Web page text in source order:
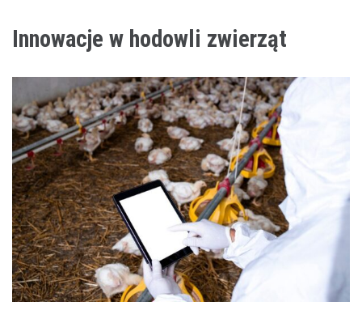
Innowacje w hodowli zwierząt